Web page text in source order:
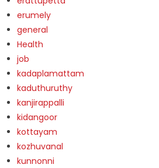
erumely
general
Health
job
kadaplamattam
kaduthuruthy
kanjirappalli
kidangoor
kottayam
kozhuvanal
kunnonni